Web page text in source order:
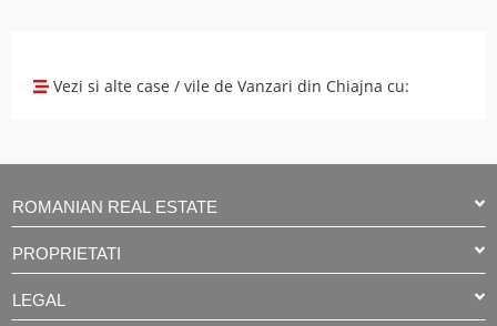
Vezi si alte case / vile de Vanzari din Chiajna cu:
ROMANIAN REAL ESTATE
PROPRIETATI
LEGAL